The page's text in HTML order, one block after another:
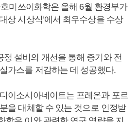
미쓰이화학은 올해 6월 환경부가
상 시상식’에서 최우수상을 수상
정 설비의 개선을 통해 증기와 전
가스를 저감하는 데 성공했다.
이소시아네이트는 프레온과 포르
을 대체할 수 있는 것으로 인정받